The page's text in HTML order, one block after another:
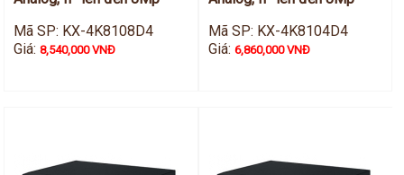
Mã SP: KX-4K8108D4
Giá:8,540,000 VNĐ
Mã SP: KX-4K8104D4
Giá: 6,860,000 VNĐ